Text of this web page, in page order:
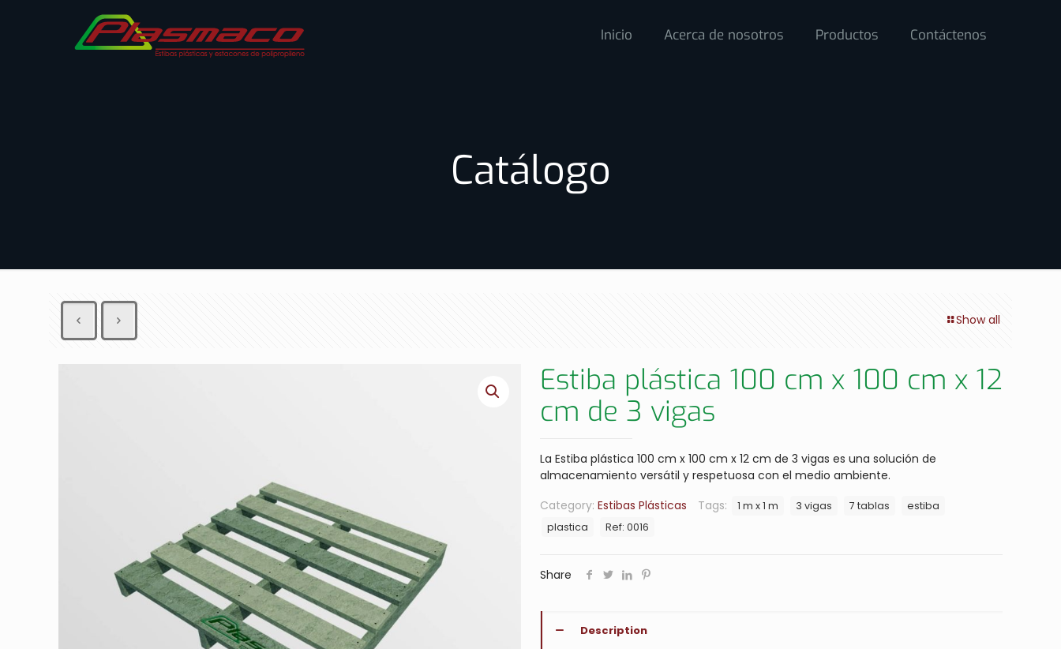
Inicio Acerca de nosotros Productos Contáctenos
Catálogo
Show all
Estiba plástica 100 cm x 100 cm x 12
cm de 3 vigas
La Estiba plástica 100 cm x 100 cm x 12 cm de 3 vigas es una solución de
almacenamiento versátil y respetuosa con el medio ambiente.
Category: Estibas Plásticas Tags: 1 m x 1 m 3 vigas 7 tablas
estiba
plastica
Ref: 0016
Share
Description